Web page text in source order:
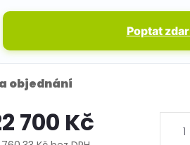
Poptat
objednání
700 Kč